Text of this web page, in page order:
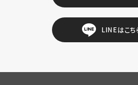
LINEはこち